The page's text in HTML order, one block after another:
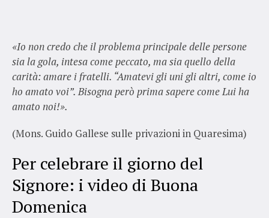
«Io non credo che il problema principale delle persone
sia la gola, intesa come peccato, ma sia quello della
carità: amare i fratelli. “Amatevi gli uni gli altri, come io
ho amato voi”. Bisogna però prima sapere come Lui ha
amato noi!».
(Mons. Guido Gallese sulle privazioni in Quaresima)
Per celebrare il giorno del
Signore: i video di Buona
Domenica